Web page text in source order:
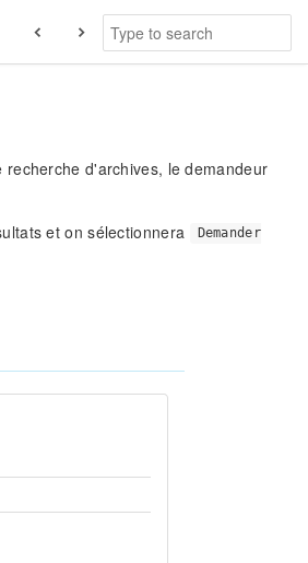
d'archives, le demandeur
et on sélectionnera
Demander